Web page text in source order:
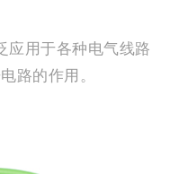
应用于各种电气线路
路的作用。